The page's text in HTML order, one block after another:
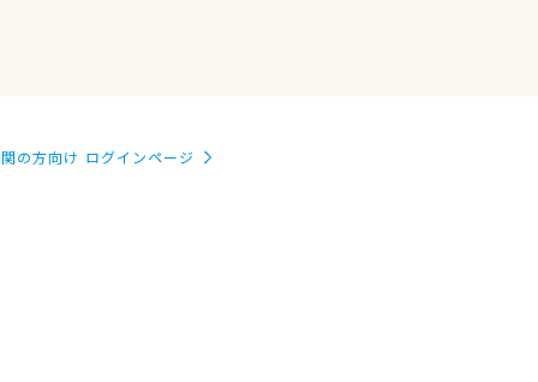
の方向け ログインページ